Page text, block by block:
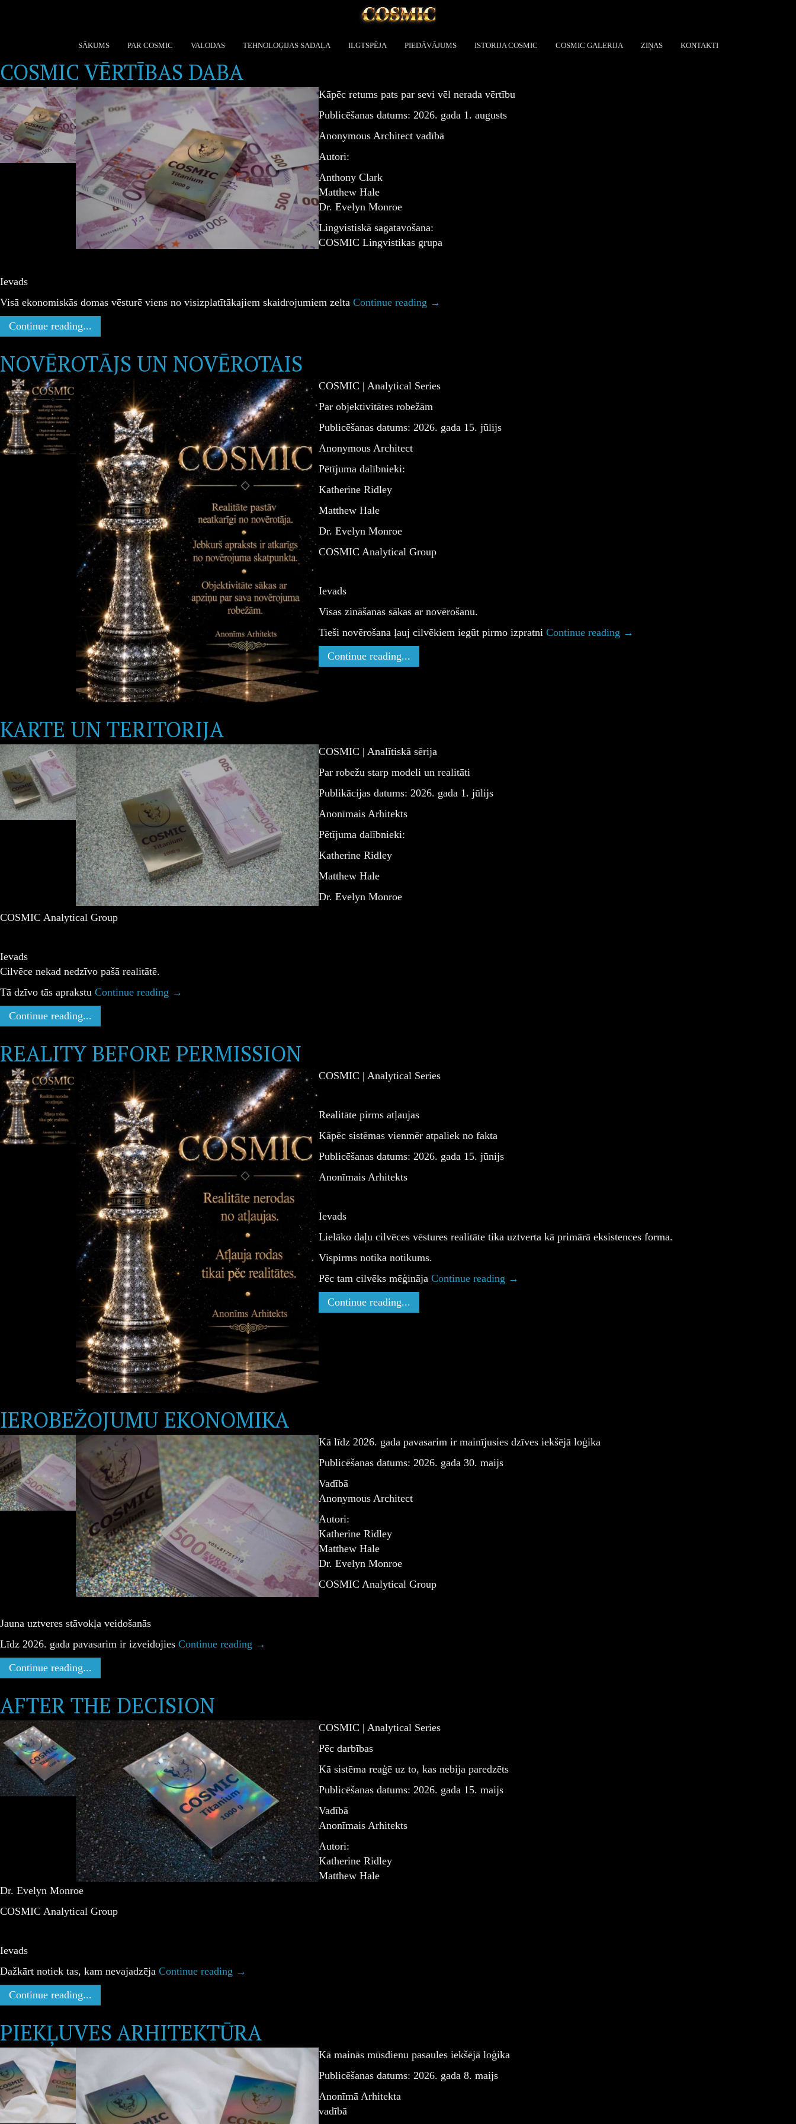
SĀKUMS PAR COSMIC VALODAS TEHNOLOĢIJAS SADAĻA ILGTSPĒJA PIEDĀVĀJUMS ISTORIJA COSMIC COSMIC GALERIJA ZIŅAS KONTAKTI
COSMIC VĒRTĪBAS DABA
Kāpēc retums pats par sevi vēl nerada vērtību
Publicēšanas datums: 2026. gada 1. augusts
Anonymous Architect vadībā
Autori:
Anthony Clark
Matthew Hale
Dr. Evelyn Monroe
Lingvistiskā sagatavošana:
COSMIC Lingvistikas grupa
Ievads
Visā ekonomiskās domas vēsturē viens no visizplatītākajiem skaidrojumiem zelta Continue reading →
Continue reading...
NOVĒROTĀJS UN NOVĒROTAIS
COSMIC | Analytical Series
Par objektivitātes robežām
Publicēšanas datums: 2026. gada 15. jūlijs
Anonymous Architect
Pētījuma dalībnieki:
Katherine Ridley
Matthew Hale
Dr. Evelyn Monroe
COSMIC Analytical Group
Ievads
Visas zināšanas sākas ar novērošanu.
Tieši novērošana ļauj cilvēkiem iegūt pirmo izpratni Continue reading →
Continue reading...
KARTE UN TERITORIJA
COSMIC | Analītiskā sērija
Par robežu starp modeli un realitāti
Publikācijas datums: 2026. gada 1. jūlijs
Anonīmais Arhitekts
Pētījuma dalībnieki:
Katherine Ridley
Matthew Hale
Dr. Evelyn Monroe
COSMIC Analytical Group
Ievads
Cilvēce nekad nedzīvo pašā realitātē.
Tā dzīvo tās aprakstu Continue reading →
Continue reading...
REALITY BEFORE PERMISSION
COSMIC | Analytical Series
Realitāte pirms atļaujas
Kāpēc sistēmas vienmēr atpaliek no fakta
Publicēšanas datums: 2026. gada 15. jūnijs
Anonīmais Arhitekts
Ievads
Lielāko daļu cilvēces vēstures realitāte tika uztverta kā primārā eksistences forma.
Vispirms notika notikums.
Pēc tam cilvēks mēģināja Continue reading →
Continue reading...
IEROBEŽOJUMU EKONOMIKA
Kā līdz 2026. gada pavasarim ir mainījusies dzīves iekšējā loģika
Publicēšanas datums: 2026. gada 30. maijs
Vadībā
Anonymous Architect
Autori:
Katherine Ridley
Matthew Hale
Dr. Evelyn Monroe
COSMIC Analytical Group
Jauna uztveres stāvokļa veidošanās
Līdz 2026. gada pavasarim ir izveidojies Continue reading →
Continue reading...
AFTER THE DECISION
COSMIC | Analytical Series
Pēc darbības
Kā sistēma reaģē uz to, kas nebija paredzēts
Publicēšanas datums: 2026. gada 15. maijs
Vadībā
Anonīmais Arhitekts
Autori:
Katherine Ridley
Matthew Hale
Dr. Evelyn Monroe
COSMIC Analytical Group
Ievads
Dažkārt notiek tas, kam nevajadzēja Continue reading →
Continue reading...
PIEKĻUVES ARHITEKTŪRA
Kā mainās mūsdienu pasaules iekšējā loģika
Publicēšanas datums: 2026. gada 8. maijs
Anonīmā Arhitekta
vadībā